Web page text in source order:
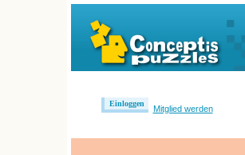
Einloggen
Mitglied werden